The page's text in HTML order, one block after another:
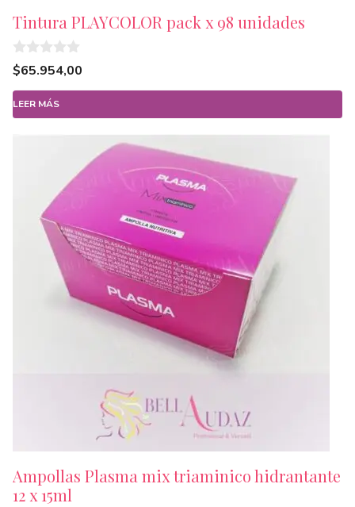
Tintura PLAYCOLOR pack x 98 unidades
0
d
e
5
$65.954,00
LEER MÁS
Ampollas Plasma mix triaminico hidrantante
12 x 15ml